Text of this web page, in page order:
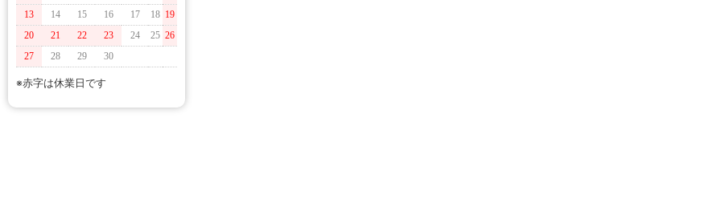
13
14 15 16 17 18 19
20
21 22 23 24 25 26
27
28 29 30
※赤字は休業日です